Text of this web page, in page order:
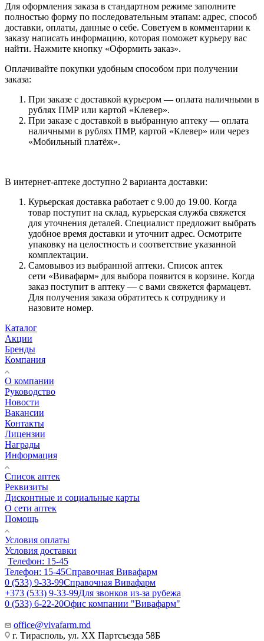
Для оформления заказа в стандартном режиме заполните
полностью форму по последовательным этапам: адрес, способ
доставки, оплаты, данные о себе. Советуем в комментарии к
заказу написать информацию, которая поможет курьеру вас
найти. Нажмите кнопку «Оформить заказ».
Оплачивайте покупки удобным способом при получении
заказа:
При заказе с доставкой курьером — оплата наличными в
рублях ПМР или картой «Клевер».
При заказе с доставкой в выбранную аптеку — оплата
наличными в рублях ПМР, картой «Клевер» или через
«Мобильный платёж».
В интернет-аптеке доступно 2 варианта доставки:
Курьерская доставка работает с 9.00 до 19.00. Когда
товар поступит на склад, курьерская служба свяжется
для уточнения деталей. Специалист предложит выбрать
удобное время доставки и уточнит адрес. Осмотрите
упаковку на целостность и соответствие указанной
комплектации.
Самовывоз из выбранной аптеки. Список аптек
сети «Вивафарм» для выбора появится в корзине. Когда
заказ поступит в аптеку — с вами свяжется фармацевт.
Для получения заказа обратитесь к сотруднику и
назовите номер.
Каталог
Акции
Бренды
Компания
О компании
Руководство
Новости
Вакансии
Контакты
Лицензии
Награды
Информация
Список аптек
Реквизиты
Дисконтные и социальные карты
О сети аптек
Помощь
Условия оплаты
Условия доставки
Телефон: 15-45
Телефон: 15-45Справочная Вивафарм
0 (533) 9-33-99Справочная Вивафарм
+373 (533) 9-33-99Для звонков из-за рубежа
0 (533) 6-22-20Офис компании "Вивафарм"
office@vivafarm.md
г. Тирасполь, ул. ХХ Партсъезда 58Б